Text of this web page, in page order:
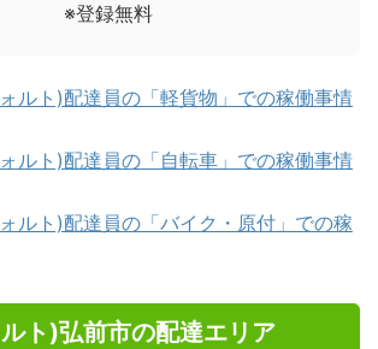
※登録無料
ルト)配達員の「軽貨物」での稼働事情
ルト)配達員の「自転車」での稼働事情
ルト)配達員の「バイク・原付」での稼
ト)弘前市の配達エリア